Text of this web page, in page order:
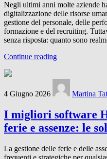
Negli ultimi anni molte aziende
digitalizzazione delle risorse
gestione del personale, delle
formazione e del recruiting.
senza risposta: quanto sono
Continue reading
4 Giugno 2026 Martina
I migliori software
ferie e assenze: le
La gestione delle ferie e delle
frequenti e strategiche per